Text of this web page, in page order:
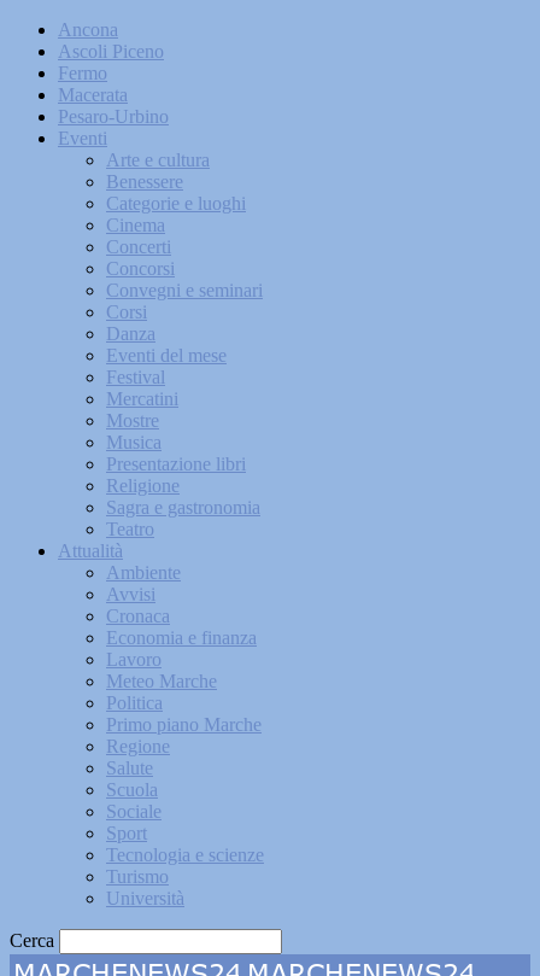
Ancona
Ascoli Piceno
Fermo
Macerata
Pesaro-Urbino
Eventi
Arte e cultura
Benessere
Categorie e luoghi
Cinema
Concerti
Concorsi
Convegni e seminari
Corsi
Danza
Eventi del mese
Festival
Mercatini
Mostre
Musica
Presentazione libri
Religione
Sagra e gastronomia
Teatro
Attualità
Ambiente
Avvisi
Cronaca
Economia e finanza
Lavoro
Meteo Marche
Politica
Primo piano Marche
Regione
Salute
Scuola
Sociale
Sport
Tecnologia e scienze
Turismo
Università
Cerca